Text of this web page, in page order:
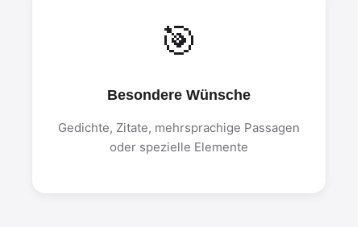
🎯
Besondere Wünsche
Gedichte, Zitate, mehrsprachige Passagen
oder spezielle Elemente